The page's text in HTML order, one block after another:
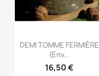
Aperçu rapide
DEMI TOMME FERMIÈRE
(env...
16,50 €